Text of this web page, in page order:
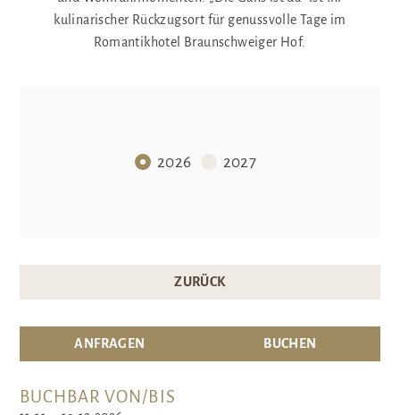
kulinarischer Rückzugsort für genussvolle Tage im
Romantikhotel Braunschweiger Hof.
2026 2027
ZURÜCK
ANFRAGEN BUCHEN
BUCHBAR VON/BIS